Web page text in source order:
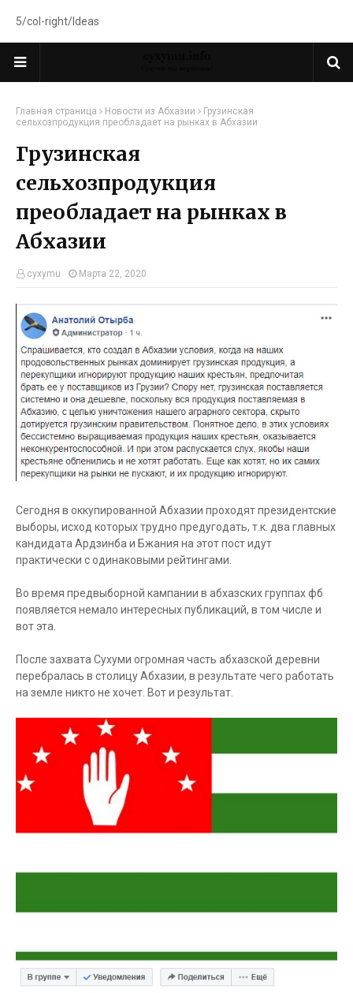
5/col-right/Ideas
Главная страница Новости из Абхазии
Грузинская
сельхозпродукция преобладает на рынках в Абхазии
Грузинская
сельхозпродукция
преобладает на рынках в
Абхазии
cyxymu Марта 22, 2020
Сегодня в оккупированной Абхазии проходят президентские
выборы, исход которых трудно предугодать, т.к. два главных
кандидата Ардзинба и Бжания на этот пост идут
практически с одинаковыми рейтингами.
Во время предвыборной кампании в абхазских группах фб
появляется немало интересных публикаций, в том числе и
вот эта.
После захвата Сухуми огромная часть абхазской деревни
перебралась в столицу Абхазии, в результате чего работать
на земле никто не хочет. Вот и результат.